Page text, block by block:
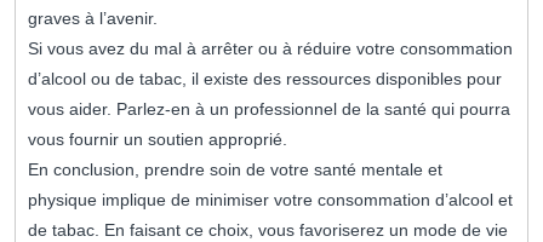
graves à l’avenir.
Si vous avez du mal à arrêter ou à réduire votre consommation
d’alcool ou de tabac, il existe des ressources disponibles pour
vous aider. Parlez-en à un professionnel de la santé qui pourra
vous fournir un soutien approprié.
En conclusion, prendre soin de votre santé mentale et
physique implique de minimiser votre consommation d’alcool et
de tabac. En faisant ce choix, vous favoriserez un mode de vie